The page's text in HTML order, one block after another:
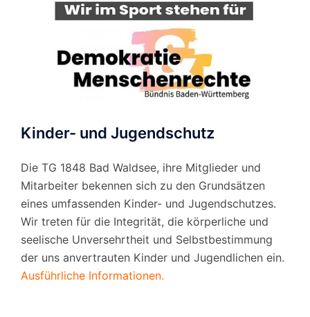
Kinder- und Jugendschutz
Die TG 1848 Bad Waldsee, ihre Mitglieder und
Mitarbeiter bekennen sich zu den Grundsätzen
eines umfassenden Kinder- und Jugendschutzes.
Wir treten für die Integrität, die körperliche und
seelische Unversehrtheit und Selbstbestimmung
der uns anvertrauten Kinder und Jugendlichen ein.
Ausführliche Informationen.